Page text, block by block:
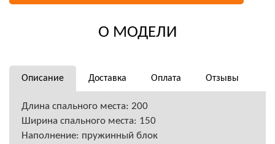
О МОДЕЛИ
Описание Доставка Оплата Отзывы
Длина спального места: 200
Ширина спального места: 150
Наполнение: пружинный блок